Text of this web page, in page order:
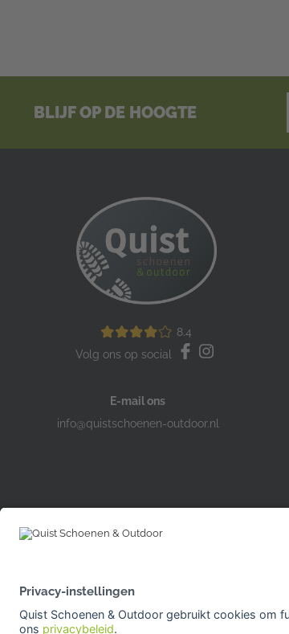
BLIJF OP DE HOOGTE
8.4
Volg ons op social
E-mail ons
info@quistschoenen-outdoor.nl